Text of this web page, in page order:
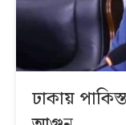
ঢাকায়